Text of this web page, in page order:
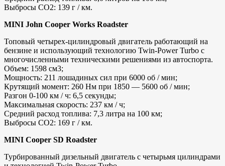
Выбросы CO2: 139 г / км.
MINI John Cooper Works Roadster
Топовый четырех-цилиндровый двигатель работающий на
бензине и использующий технологию Twin-Power Turbo с
многочисленными техническими решениями из автоспорта.
Объем: 1598 см3;
Мощность: 211 лошадиных сил при 6000 об / мин;
Крутящий момент: 260 Нм при 1850 — 5600 об / мин;
Разгон 0-100 км / ч: 6,5 секунды;
Максимальная скорость: 237 км / ч;
Средний расход топлива: 7,3 литра на 100 км;
Выбросы CO2: 169 г / км.
MINI Cooper SD Roadster
Турбированный дизельный двигатель с четырьмя цилиндрами